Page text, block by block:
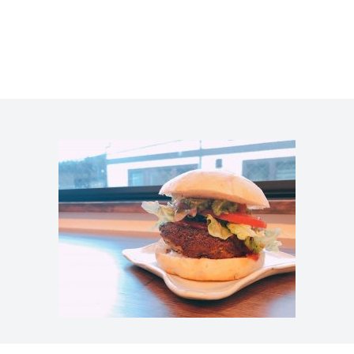
コラム・連載
りを始めたのか？ プレマルシェジェ
性や素材について 譲れないこと、私